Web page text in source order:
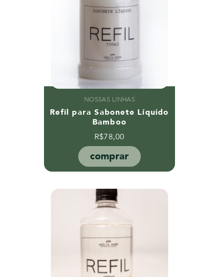
NOSSAS LINHAS
Refil para Sabonete Líquido
Bamboo
R$78,00
comprar